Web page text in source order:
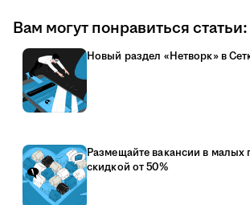
Вам могут понравиться статьи:
Новый раздел «Нетворк» в
Размещайте вакансии в малых
скидкой от 50%